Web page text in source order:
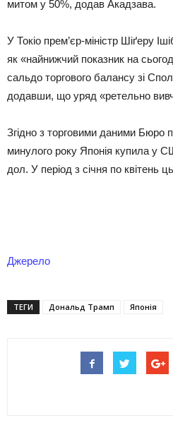
митом у 50%, додав Акадзава.
У Токіо прем’єр-міністр Шіґеру
як «найнижчий показник на
сальдо торгового балансу зі
додавши, що уряд «ретельно
Згідно з торговими даними
минулого року Японія купила у
дол. У період з січня по квітень
Джерело
ТЕГИ Дональд Трамп Японія